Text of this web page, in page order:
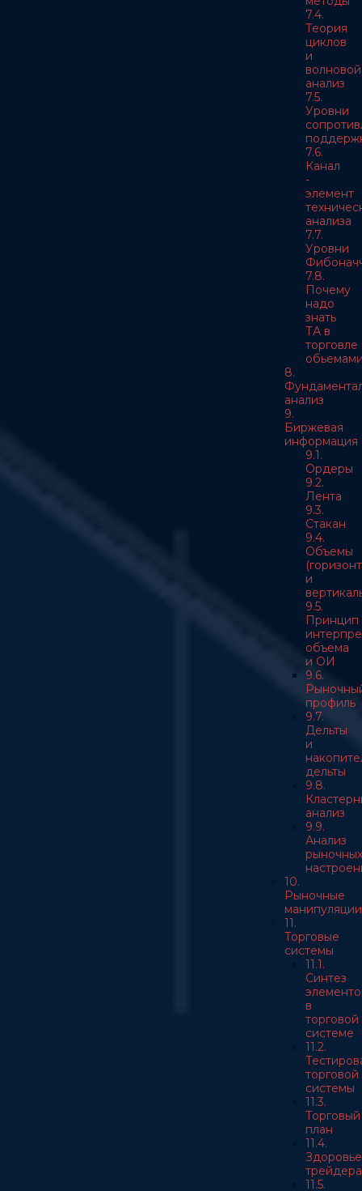
7.4.
Теория
циклов
и
волновой
анализ
7.5.
Уровни
7.6.
Канал
-
элемент
анализа
7.7.
Уровни
7.8.
Почему
надо
знать
ТА в
торговле
8.
анализ
9.
Биржевая
информация
9.1.
Ордеры
9.2.
Лента
9.3.
Стакан
9.4.
Объемы
и
9.5.
Принцип
объема
и ОИ
9.6.
профиль
9.7.
Дельты
и
дельты
9.8.
анализ
9.9.
Анализ
рыночных
10.
Рыночные
манипуляции
11.
Торговые
системы
11.1.
Синтез
в
торговой
системе
11.2.
торговой
системы
11.3.
Торговый
план
11.4.
Здоровье
трейдера
11.5.